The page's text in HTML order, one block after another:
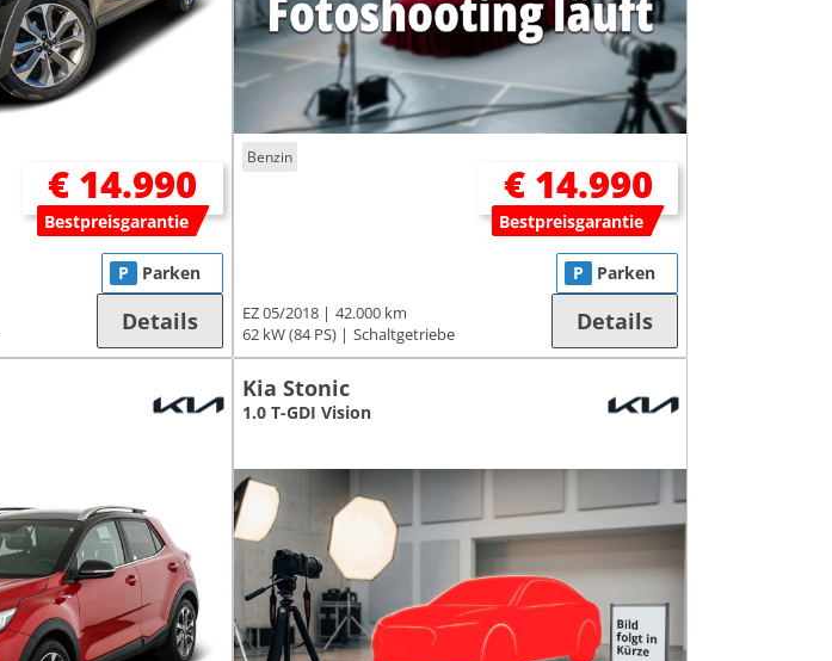
€ 14.990
Bestpreisgarantie
P Parken
Details
Benzin
€ 14.990
Bestpreisgarantie
EZ 05/2018
42.000 km
62 kW (84 PS)
Schaltgetriebe
P Parken
Details
Kia Stonic
1.0 T-GDI Vision